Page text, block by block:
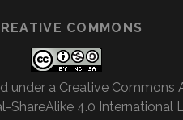
COMMONS
under a Creative Commons
ShareAlike 4.0 International